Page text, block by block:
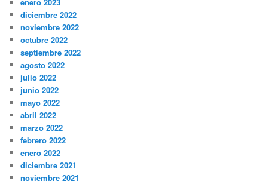
enero 2023
diciembre 2022
noviembre 2022
octubre 2022
septiembre 2022
agosto 2022
julio 2022
junio 2022
mayo 2022
abril 2022
marzo 2022
febrero 2022
enero 2022
diciembre 2021
noviembre 2021